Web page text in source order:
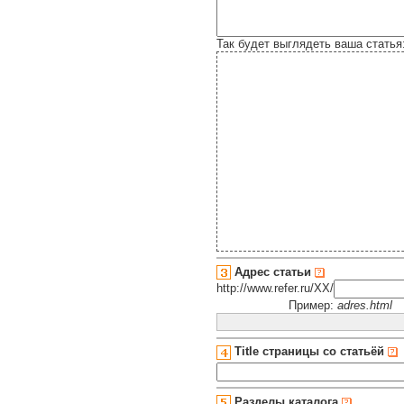
Так будет выглядеть ваша
Адрес статьи
http://www.refer.ru/XX/
Пример: adres.html
Title страницы со статьёй